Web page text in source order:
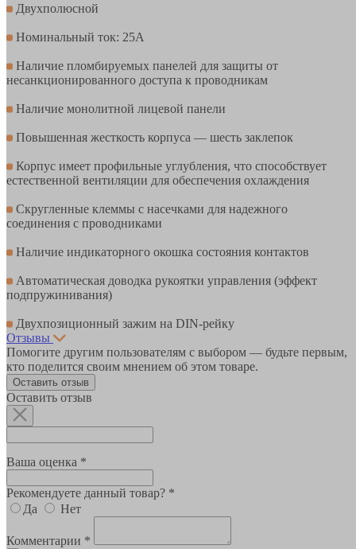
Двухполюсной
Номинальный ток: 25А
Наличие пломбируемых панелей для защиты от
несанкционированного доступа к проводникам
Наличие монолитной лицевой панели
Повышенная жесткость корпуса — шесть заклепок
Корпус имеет профильные углубления, что способствует
естественной вентиляции для обеспечения охлаждения
Cкругленные клеммы с насечками для надежного
соединения с проводниками
Наличие индикаторного окошка состояния контактов
Автоматическая доводка рукоятки управления (эффект
подпружинивания)
Двухпозиционный зажим на DIN-рейку
Отзывы
Помогите другим пользователям с выбором — будьте первым,
кто поделится своим мнением об этом товаре.
Оставить отзыв
Оставить отзыв
Ваша оценка *
Рекомендуете данный товар? *
Да
Нет
Комментарии *